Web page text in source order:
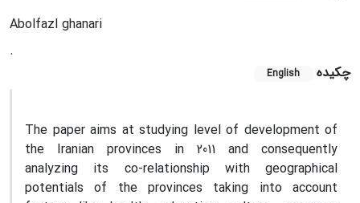
Abolfazl ghanari
.
چکیده
English
The paper aims at studying level of development of
the Iranian provinces in 2011 and consequently
analyzing its co-relationship with geographical
potentials of the provinces taking into account